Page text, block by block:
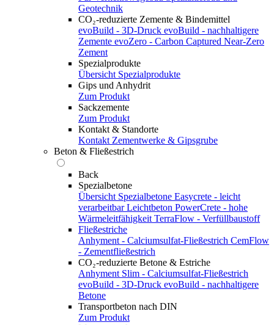
Geotechnik
CO₂-reduzierte Zemente & Bindemittel
evoBuild - 3D-Druck evoBuild - nachhaltigere
Zemente evoZero - Carbon Captured Near-Zero
Zement
Spezialprodukte
Übersicht Spezialprodukte
Gips und Anhydrit
Zum Produkt
Sackzemente
Zum Produkt
Kontakt & Standorte
Kontakt Zementwerke & Gipsgrube
Beton & Fließestrich
Back
Spezialbetone
Übersicht Spezialbetone Easycrete - leicht
verarbeitbar Leichtbeton PowerCrete - hohe
Wärmeleitfähigkeit TerraFlow - Verfüllbaustoff
Fließestriche
Anhyment - Calciumsulfat-Fließestrich CemFlow
- Zementfließestrich
CO₂-reduzierte Betone & Estriche
Anhyment Slim - Calciumsulfat-Fließestrich
evoBuild - 3D-Druck evoBuild - nachhaltigere
Betone
Transportbeton nach DIN
Zum Produkt